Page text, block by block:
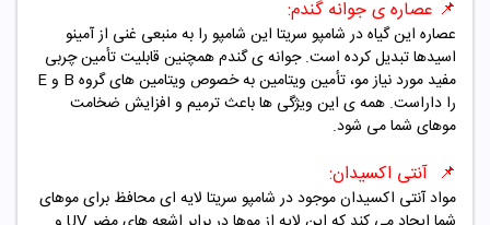
📌 عصاره ی جوانه گندم:
عصاره این گیاه در شامپو سریتا این شامپو را به منبعی غنی از آمینو
اسیدها تبدیل کرده است. جوانه ی گندم همچنین قابلیت تأمین چربی
مفید مورد نیاز مو، تأمین ویتامین به خصوص ویتامین های گروه B و E
را داراست. همه ی این ویژگی ها باعث ترمیم و افزایش ضخامت
موهای شما می شود.
📌 آنتی اکسیدان:
مواد آنتی اکسیدانموجود در شامپو سریتا لایه ای محافظ برای موهای